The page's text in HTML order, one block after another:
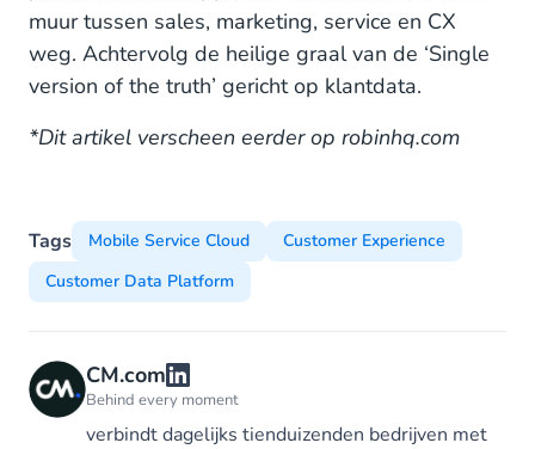
muur tussen sales, marketing, service en CX
weg. Achtervolg de heilige graal van de ‘Single
version of the truth’ gericht op klantdata.
*Dit artikel verscheen eerder op robinhq.com
Tags Mobile Service Cloud
Customer Experience
Customer Data Platform
CM.com
Behind every moment
verbindt dagelijks tienduizenden bedrijven met